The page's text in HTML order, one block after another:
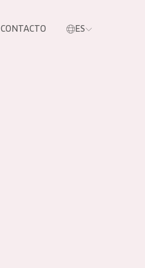
CONTACTO ES